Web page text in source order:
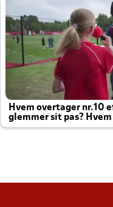
Hvem overtager nr.10
glemmer sit pas?
altid til efter kampe?